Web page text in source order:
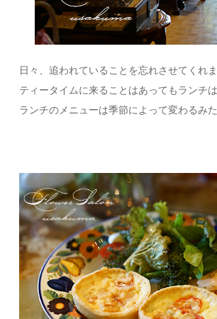
日々、追われていることを忘れさせてくれま
ティータイムに来ることはあってもランチ
ランチのメニューは季節によって変わるみた